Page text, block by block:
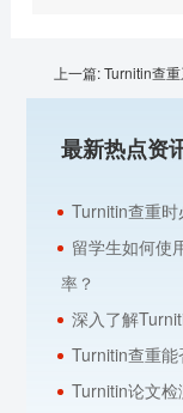
上一篇:Turnitin查重系统
最新热点资
Turnitin查重
留学生如何使
率？
深入了解
Turnitin查重
Turnitin论文